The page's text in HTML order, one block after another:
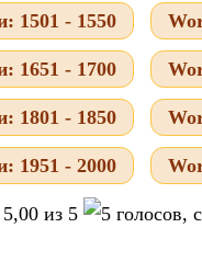
1501 - 1550
1651 - 1700
1801 - 1850
1951 - 2000